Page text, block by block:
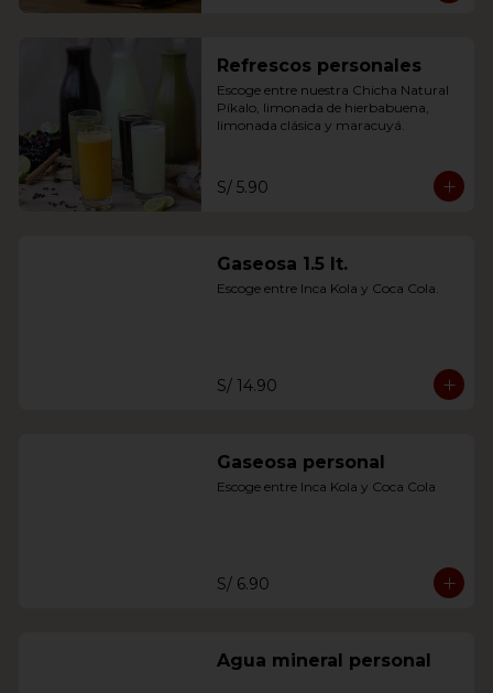
Refrescos personales
Escoge entre nuestra Chicha Natural
Píkalo, limonada de hierbabuena,
limonada clásica y maracuyá.
S/ 5.90
Gaseosa 1.5 lt.
Escoge entre Inca Kola y Coca Cola.
S/ 14.90
Gaseosa personal
Escoge entre Inca Kola y Coca Cola
S/ 6.90
Agua mineral personal